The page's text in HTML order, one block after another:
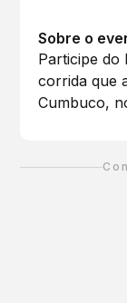
Sobre o
Participe do
corrida que
Cumbuco,
iniciantes (3